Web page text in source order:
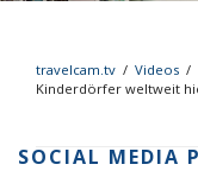
travelcam.tv / Videos /
Kinderdörfer weltweit
SOCIAL MEDIA